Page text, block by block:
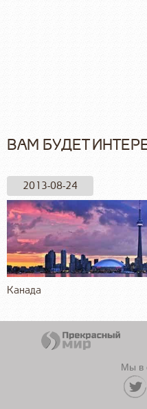
ВАМ БУДЕТ
2013-08-24
Канада
Мы в